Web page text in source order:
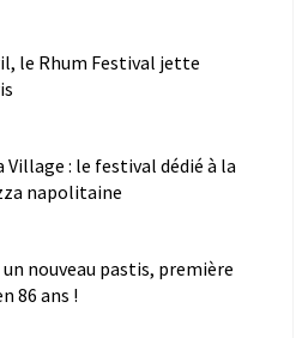
le Rhum Festival jette
Village : le festival dédié à la
napolitaine
un nouveau pastis, première
86 ans !